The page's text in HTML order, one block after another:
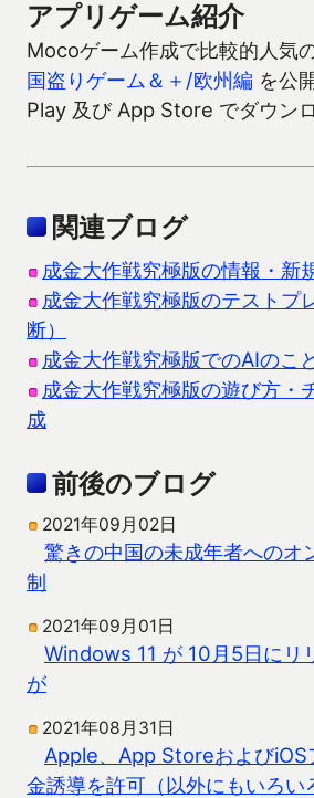
アプリゲーム紹介
Mocoゲーム作成で比較的人気
国盗りゲーム＆＋/欧州編 を公
Play 及び App Store でダウン
関連ブログ
成金大作戦究極版の情報・新
成金大作戦究極版のテストプ
断）
成金大作戦究極版でのAIのこと
成金大作戦究極版の遊び方・
成
前後のブログ
2021年09月02日
驚きの中国の未成年者へのオ
制
2021年09月01日
Windows 11 が 10月5日にリ
が
2021年08月31日
Apple、App StoreおよびiOS
金誘導を許可（以外にもいろい